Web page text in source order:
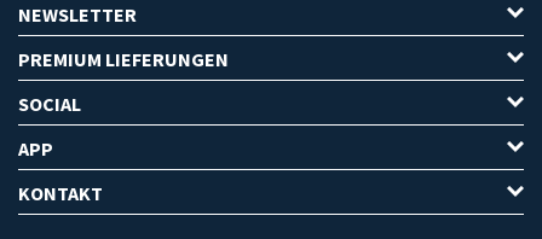
NEWSLETTER
PREMIUM LIEFERUNGEN
SOCIAL
APP
KONTAKT